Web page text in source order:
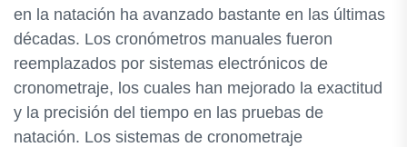
en la natación ha avanzado bastante en las últimas
décadas. Los cronómetros manuales fueron
reemplazados por sistemas electrónicos de
cronometraje, los cuales han mejorado la exactitud
y la precisión del tiempo en las pruebas de
natación. Los sistemas de cronometraje